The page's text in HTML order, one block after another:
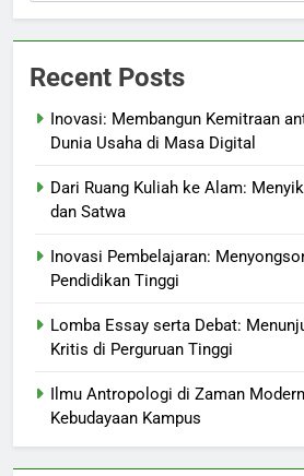
Recent Posts
Inovasi: Membangun Kemitraan
Dunia Usaha di Masa Digital
Dari Ruang Kuliah ke Alam:
dan Satwa
Inovasi Pembelajaran:
Pendidikan Tinggi
Lomba Essay serta Debat:
Kritis di Perguruan Tinggi
Ilmu Antropologi di Zaman
Kebudayaan Kampus